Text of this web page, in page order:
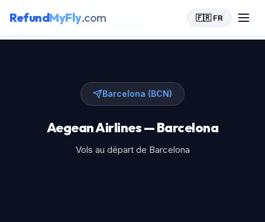
RefundMyFly.com 🇫🇷 FR
Accueil > Aegean Airlines >
Barcelona (BCN)
Aegean Airlines — Barcelona
Vols au départ de Barcelona